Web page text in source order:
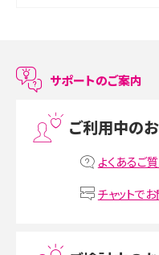
LINEで友だちを削除する方法は
プリペイドSIMとは？種類やメリッ
VPN接続とは？仕組みや必要性、
サポートのご案内
ご利用中の
よくあるご
チャットで